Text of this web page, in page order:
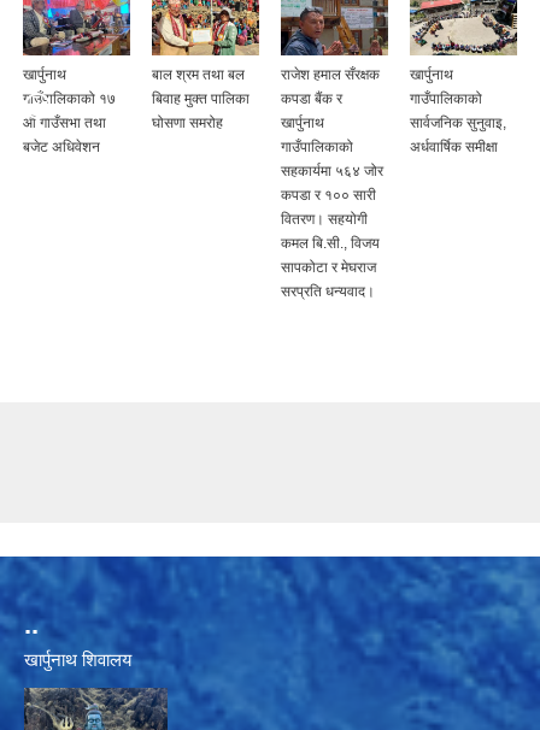
खार्पुनाथ
गाउँपालिकाको १७
औं गाउँसभा तथा
बजेट अधिवेशन
बाल श्रम तथा बल
बिवाह मुक्त पालिका
घोसणा समरोह
राजेश हमाल सँरक्षक
कपडा बैंक र
खार्पुनाथ
गाउँपालिकाको
सहकार्यमा ५६४ जोर
कपडा र १०० सारी
वितरण। सहयोगी
कमल बि.सी., विजय
सापकोटा र मेघराज
सरप्रति धन्यवाद।
खार्पुनाथ
गाउँपालिकाको
सार्वजनिक सुनुवाइ,
अर्धवार्षिक समीक्षा
..
खार्पुनाथ शिवालय